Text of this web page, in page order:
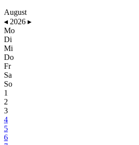
August
◂ 2026 ▸
Mo
Di
Mi
Do
Fr
Sa
So
1
2
3
4
5
6